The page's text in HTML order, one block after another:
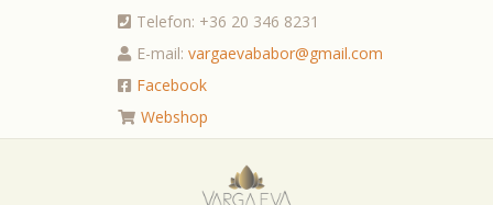
Telefon: +36 20 346 8231
E-mail: vargaevababor@gmail.com
Facebook
Webshop